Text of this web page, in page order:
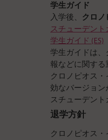
学生ガイド
入学後、
クロ
スチューデント
学生ガイド (ES)
学生ガイドは、
報などに関する
クロノピオス
効なバージョン
スチューデン
退学方針
クロノピオス